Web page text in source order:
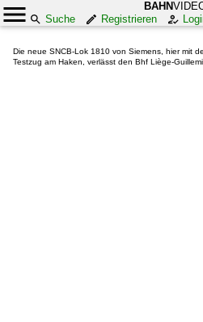
BAHN
Suche
Registrieren
Die neue SNCB-Lok 1810 von Siemens, hier mit
Testzug am Haken, verlässt den Bhf Liège-